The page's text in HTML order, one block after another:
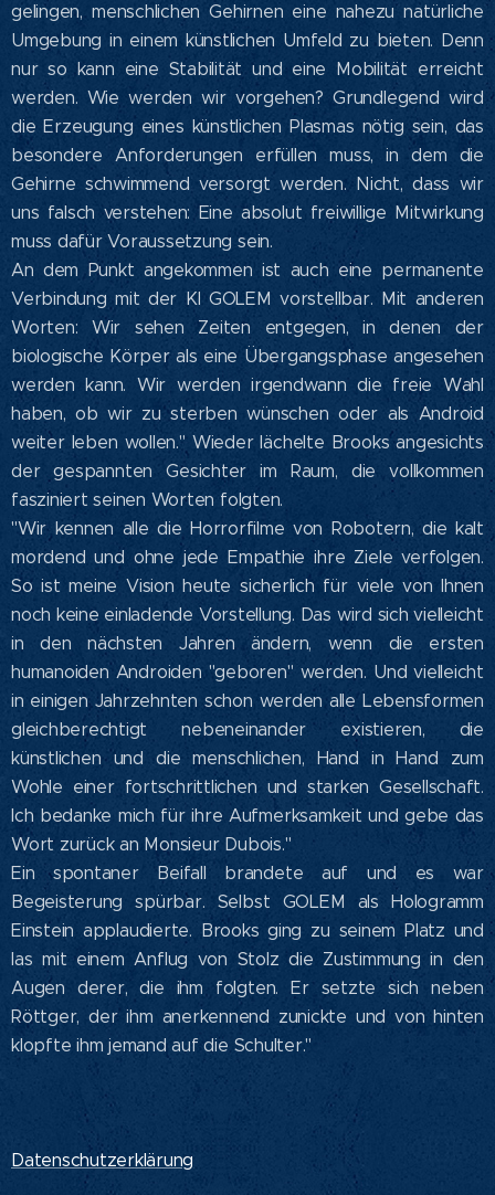
gelingen, menschlichen Gehirnen eine nahezu natürliche
Umgebung in einem künstlichen Umfeld zu bieten. Denn
nur so kann eine Stabilität und eine Mobilität erreicht
werden. Wie werden wir vorgehen? Grundlegend wird
die Erzeugung eines künstlichen Plasmas nötig sein, das
besondere Anforderungen erfüllen muss, in dem die
Gehirne schwimmend versorgt werden. Nicht, dass wir
uns falsch verstehen: Eine absolut freiwillige Mitwirkung
muss dafür Voraussetzung sein.
An dem Punkt angekommen ist auch eine permanente
Verbindung mit der KI GOLEM vorstellbar. Mit anderen
Worten: Wir sehen Zeiten entgegen, in denen der
biologische Körper als eine Übergangsphase angesehen
werden kann. Wir werden irgendwann die freie Wahl
haben, ob wir zu sterben wünschen oder als Android
weiter leben wollen." Wieder lächelte Brooks angesichts
der gespannten Gesichter im Raum, die vollkommen
fasziniert seinen Worten folgten.
"Wir kennen alle die Horrorfilme von Robotern, die kalt
mordend und ohne jede Empathie ihre Ziele verfolgen.
So ist meine Vision heute sicherlich für viele von Ihnen
noch keine einladende Vorstellung. Das wird sich vielleicht
in den nächsten Jahren ändern, wenn die ersten
humanoiden Androiden "geboren" werden. Und vielleicht
in einigen Jahrzehnten schon werden alle Lebensformen
gleichberechtigt nebeneinander existieren, die
künstlichen und die menschlichen, Hand in Hand zum
Wohle einer fortschrittlichen und starken Gesellschaft.
Ich bedanke mich für ihre Aufmerksamkeit und gebe das
Wort zurück an Monsieur Dubois."
Ein spontaner Beifall brandete auf und es war
Begeisterung spürbar. Selbst GOLEM als Hologramm
Einstein applaudierte. Brooks ging zu seinem Platz und
las mit einem Anflug von Stolz die Zustimmung in den
Augen derer, die ihm folgten. Er setzte sich neben
Röttger, der ihm anerkennend zunickte und von hinten
klopfte ihm jemand auf die Schulter."
Datenschutzerklärung